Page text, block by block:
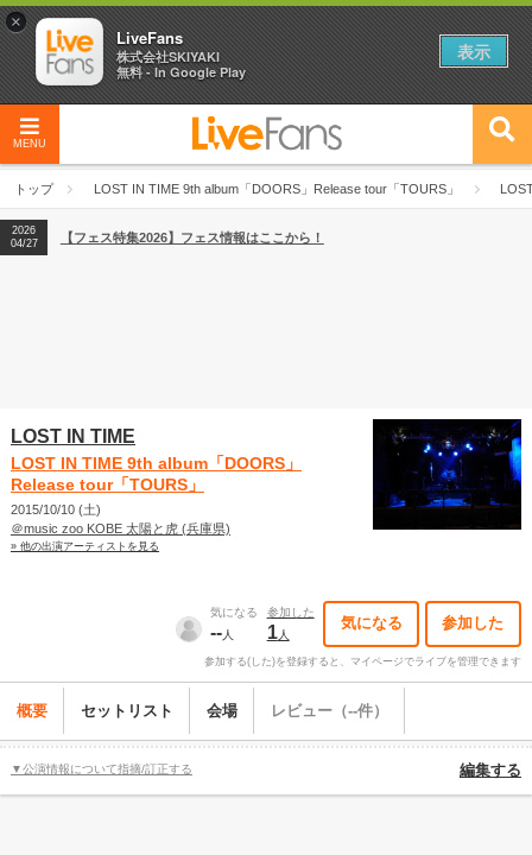
MENU
トップ LOST IN TIME 9th album「DOORS」Release tour「TOURS」
2026
04/27
2026
【ライブ動員ランキング】2026年上半期編発表！
2026
04/27
【フェス特集2026】フェス情報はここから！
LOST IN TIME
LOST IN TIME 9th album「DOORS」
Release tour「TOURS」
2015/10/10 (土)
＠music zoo KOBE 太陽と虎 (兵庫県)
» 他の出演アーティストを見る
気になる
--人
参加した
1人
気になる 参加した
参加する(した)を登録すると、マイページでライブを管理できます
概要 セットリスト 会場 レビュー（--件）
▼公演情報について指摘/訂正する 編集する
×
LiveFans
株式会社SKIYAKI
無料 - In Google Play
表示